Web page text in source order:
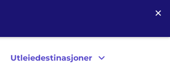
×
Utleiedestinasjoner